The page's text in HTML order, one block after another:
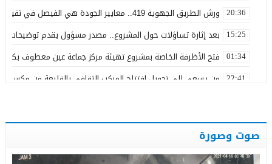
20:36 ورش الطريق الجهوية 419.. معايير الجودة هي الفيصل في تقييم مشاريع البنية التحتية
15:25 بعد إثارة تساؤلات حول المشروع.. مصدر مسؤول يقدم توضيحات
01:34 فتح الأظرفة الخاصة بمشروع تهيئة مركز جماعة عين معطوف بكلفة تناهز 22.86
22:41 من يسعى إلى تحويل افتتاح المركب الثقافي بالقليعة من مكسب
23:45 بعد سنوات من الفرار.. توقيف “التاوناتي” في ملف “إسكوبار
20:50 نورة آضريف تستقيل من حزب التقدم والاشتراكية وتنتقد طريقةصوت وصورة